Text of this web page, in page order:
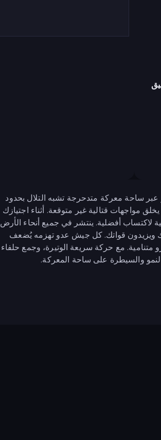
عبر ساحة معركة متدحرجة تشبه التلال بحدود
مواجهات قتالية غير متوقعة. أثناء اجتيازك
أفضلية. ينتشر في جميع أنحاء الأرض
ويزيدون قواتك. كل جيش عدو تهزمه يُضعف
مع حركة سريعة الوتيرة، وجمع حلفاء
والسيطرة على ساحة المعركة.